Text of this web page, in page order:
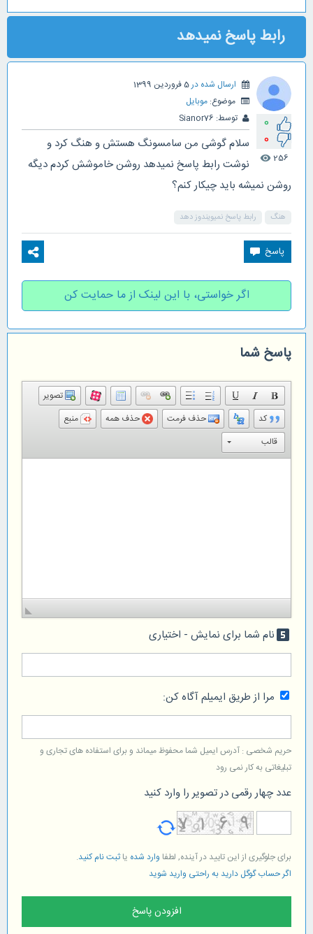
رابط پاسخ نمیدهد
0
0
256
visibility
ارسال شده در5 فروردین 1399
موضوع: موبایل
توسط: Sianor76
سلام گوشی من سامسونگ هستش و هنگ کرد و
نوشت رابط پاسخ نمیدهد روشن خاموشش کردم دیگه
روشن نمیشه باید چیکار کنم؟
هنگ رابط پاسخ نمیویندوز دهد
اگر خواستی، با این لینک از ما حمایت کن
پاسخ شما
تصویر
کد
حذف فرمت حذف همه
منبع
قالب
looks_5نام شما برای نمایش - اختیاری
مرا از طریق ایمیلم آگاه کن:
حریم شخصی : آدرس ایمیل شما محفوظ میماند و برای استفاده های تجاری و
تبلیغاتی به کار نمی رود
عدد چهار رقمی در تصویر را وارد کنید
برای جلوگیری از این تایید در آینده, لطفا وارد شده یاثبت نام کنید.
اگر حساب گوگل دارید به راحتی وارید شوید